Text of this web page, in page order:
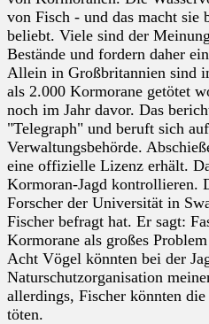
von Fisch - und das macht sie
beliebt. Viele sind der
Bestände und fordern daher
Allein in Großbritannien sind
als 2.000 Kormorane getötet
noch im Jahr davor. Das
"Telegraph" und beruft sich
Verwaltungsbehörde.
eine offizielle Lizenz erhält.
Kormoran-Jagd kontrollieren.
Forscher der Universität in
Fischer befragt hat. Er sagt:
Kormorane als großes
Acht Vögel könnten bei der
Naturschutzorganisation
allerdings, Fischer könnten
töten.